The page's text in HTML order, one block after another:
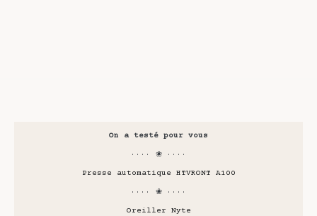
On a testé pour vous
···· ❀ ····
Presse automatique HTVRONT A100
···· ❀ ····
Oreiller Nyte